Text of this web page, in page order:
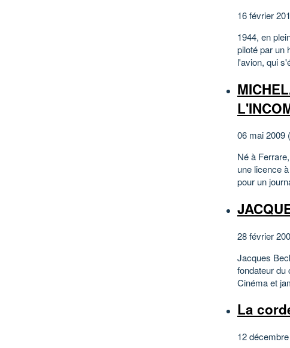
16 février
1944, en
piloté par un
l'avion, qui
06 mai 2009
Né à
une licence
pour un
28 février
Jacques
fondateur du
Cinéma et
La
12